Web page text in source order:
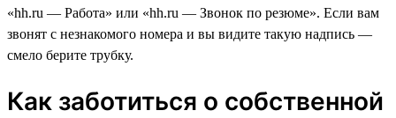
«hh.ru — Работа» или «hh.ru — Звонок по резюме». Если вам
звонят с незнакомого номера и вы видите такую надпись —
смело берите трубку.
Как заботиться о собственной